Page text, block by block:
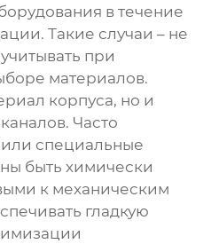
в течение
Такие случаи – не
при
материалов.
корпуса, но и
Часто
или специальные
быть химически
к механическим
гладкую